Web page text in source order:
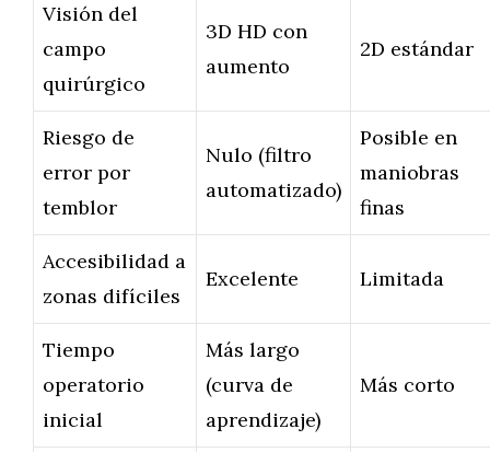
Visión del
campo
quirúrgico
3D HD con
aumento
2D estándar
Riesgo de
error por
temblor
Nulo (filtro
automatizado)
Posible en
maniobras
finas
Accesibilidad a
zonas difíciles
Excelente Limitada
Tiempo
operatorio
inicial
Más largo
(curva de
aprendizaje)
Más corto